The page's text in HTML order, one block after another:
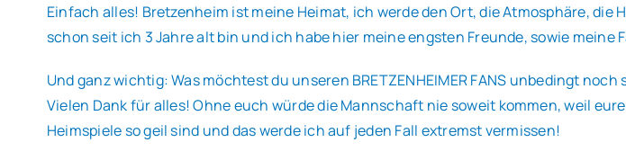
Einfach alles! Bretzenheim ist meine Heimat, ich werde den Ort, die Atmosphäre,
schon seit ich 3 Jahre alt bin und ich habe hier meine engsten Freunde, sowie meine
Und ganz wichtig: Was möchtest du unseren BRETZENHEIMER FANS unbedingt noch
Vielen Dank für alles! Ohne euch würde die Mannschaft nie soweit kommen, weil
Heimspiele so geil sind und das werde ich auf jeden Fall extremst vermissen!